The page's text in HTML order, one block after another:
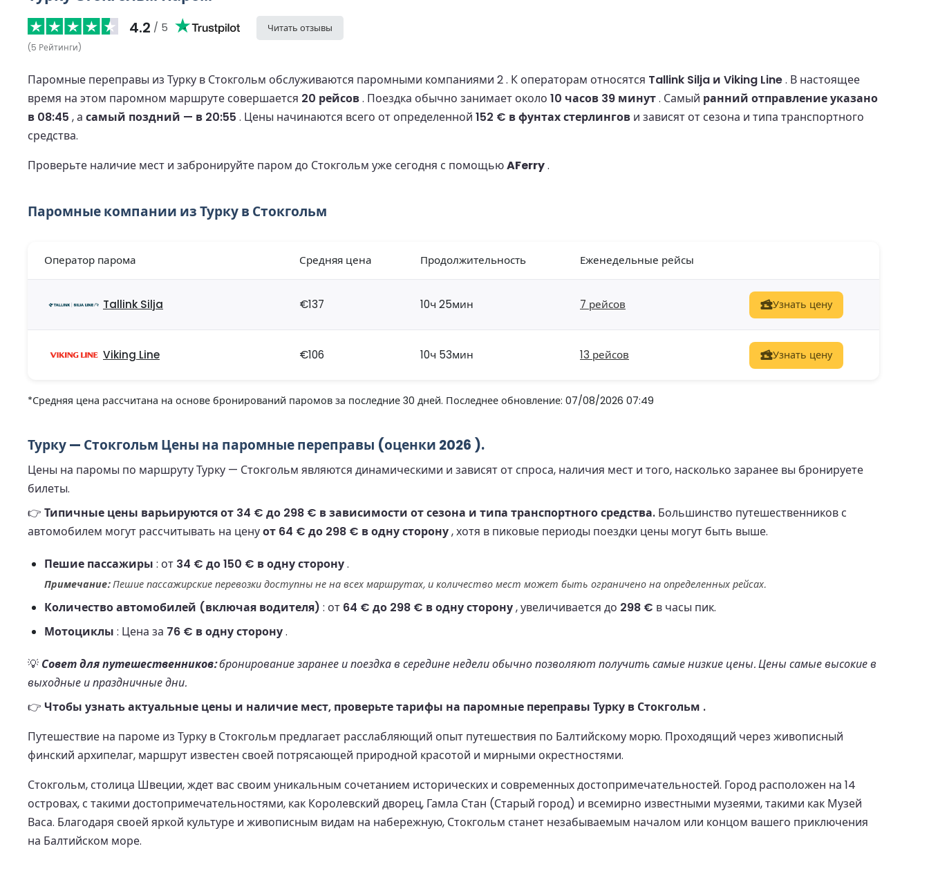
4.2 / 5
(5 Рейтинги)
Читать отзывы
Паромные переправы из Турку в Стокгольм обслуживаются паромными компаниями 2 . К операторам относятся Tallink Silja и Viking Line. В настоящее
время на этом паромном маршруте совершается 20 рейсов. Поездка обычно занимает около 10 часов 39 минут. Самый ранний отправление указано
в 08:45 , а самый поздний — в 20:55 . Цены начинаются всего от определенной 152 € в фунтах стерлингов и зависят от сезона и типа транспортного
средства.
Проверьте наличие мест и забронируйте паром до Стокгольм уже сегодня с помощьюAFerry.
Паромные компании из Турку в Стокгольм
Оператор парома Средняя цена Продолжительность Еженедельные рейсы
Tallink Silja €137 10ч 25мин 7 рейсов Узнать цену
Viking Line €106 10ч 53мин 13 рейсов Узнать цену
*Средняя цена рассчитана на основе бронирований паромов за последние 30 дней. Последнее обновление: 07/08/2026 07:49
Турку — Стокгольм Цены на паромные переправы (оценки 2026 ).
Цены на паромы по маршруту Турку — Стокгольм являются динамическими и зависят от спроса, наличия мест и того, насколько заранее вы бронируете
билеты.
👉 Типичные цены варьируются от 34 € до 298 € в зависимости от сезона и типа транспортного средства. Большинство путешественников с
автомобилем могут рассчитывать на ценуот 64 € до 298 € в одну сторону, хотя в пиковые периоды поездки цены могут быть выше.
Пешие пассажиры : от 34 € до 150 € в одну сторону.
Примечание:Пешие пассажирские перевозки доступны не на всех маршрутах, и количество мест может быть ограничено на определенных рейсах.
Количество автомобилей (включая водителя) : от 64 € до 298 € в одну сторону, увеличивается до 298 € в часы пик.
Мотоциклы : Цена за 76 € в одну сторону.
💡 Совет для путешественников:бронирование заранее и поездка в середине недели обычно позволяют получить самые низкие цены. Цены самые высокие в
выходные и праздничные дни.
👉 Чтобы узнать актуальные цены и наличие мест, проверьте тарифы на паромные переправы Турку в Стокгольм .
Путешествие на пароме из Турку в Стокгольм предлагает расслабляющий опыт путешествия по Балтийскому морю. Проходящий через живописный
финский архипелаг, маршрут известен своей потрясающей природной красотой и мирными окрестностями.
Стокгольм, столица Швеции, ждет вас своим уникальным сочетанием исторических и современных достопримечательностей. Город расположен на 14
островах, с такими достопримечательностями, как Королевский дворец, Гамла Стан (Старый город) и всемирно известными музеями, такими как Музей
Васа. Благодаря своей яркой культуре и живописным видам на набережную, Стокгольм станет незабываемым началом или концом вашего приключения
на Балтийском море.